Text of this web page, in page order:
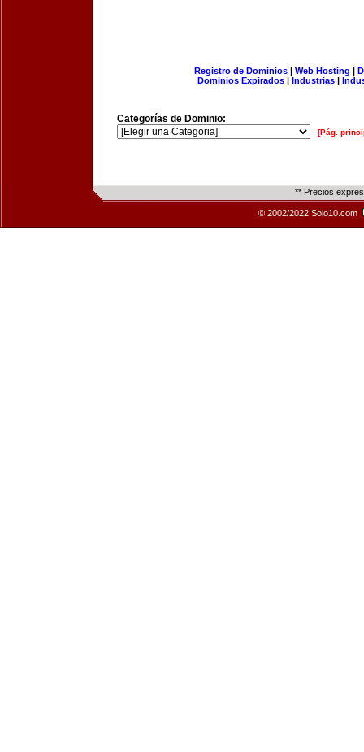
Registro de Dominios| Web Hosting |
Dominios Expirados | Industrias |
Categorías de Dominio:
[Pág.
** Precios
© 2002/2022 Solo10.com